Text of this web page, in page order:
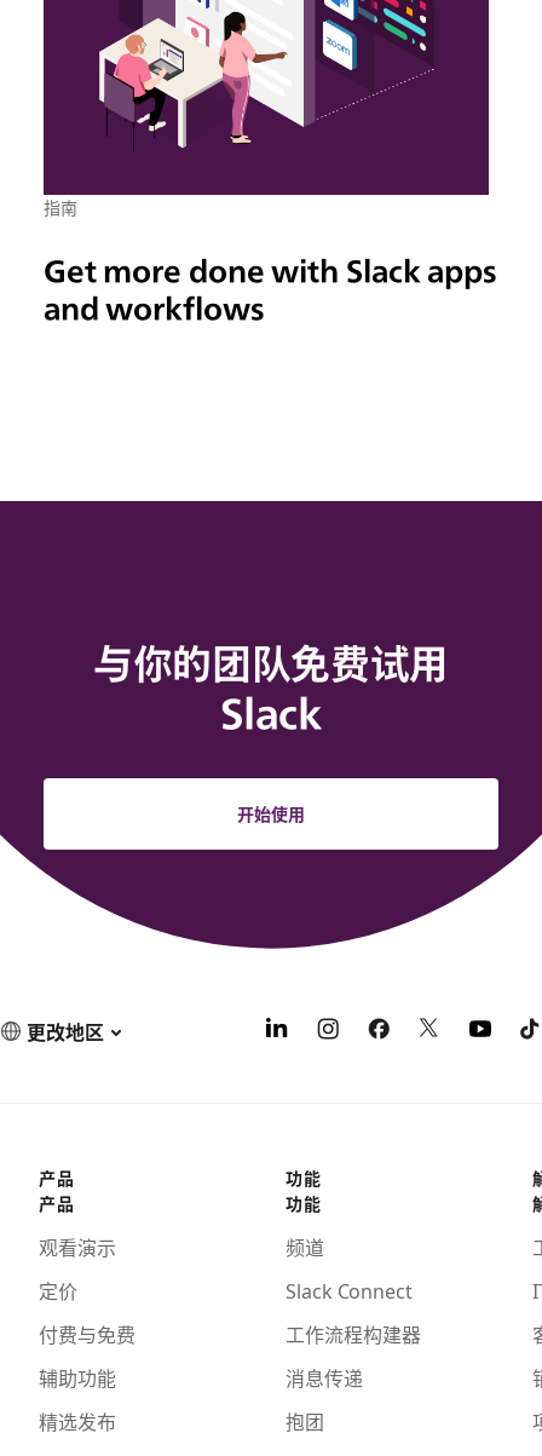
指南
Get more done with Slack apps
and workflows
与你的团队免费试用
Slack
开始使用
更改地区
产品
产品
观看演示
定价
付费与免费
辅助功能
精选发布
功能
功能
频道
Slack Connect
工作流程构建器
消息传递
抱团